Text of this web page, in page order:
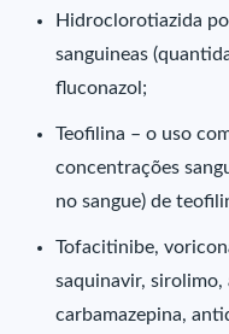
Hidroclorotiazida
sanguineas
fluconazol;
Teofilina – o uso
concentrações
no sangue) de
Tofacitinibe,
saquinavir, sirolimo,
carbamazepina,